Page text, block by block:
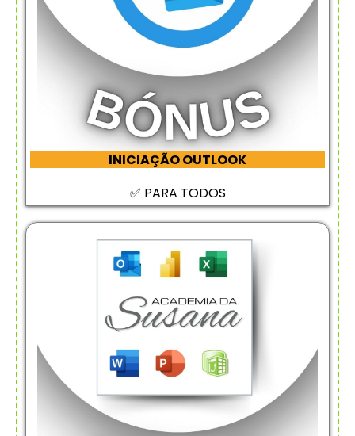
INICIAÇÃO OUTLOOK
✅ PARA TODOS